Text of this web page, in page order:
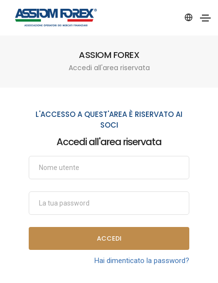
ASSIOM FOREX
Accedi all'area riservata
L'ACCESSO A QUEST'AREA È RISERVATO AI
SOCI
Accedi all'area riservata
ACCEDI
Hai dimenticato la password?